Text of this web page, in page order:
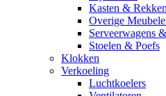
Kasten & Rekken
Overige
Serveerwagens
Stoelen & Poefs
Klokken
Verkoeling
Luchtkoelers